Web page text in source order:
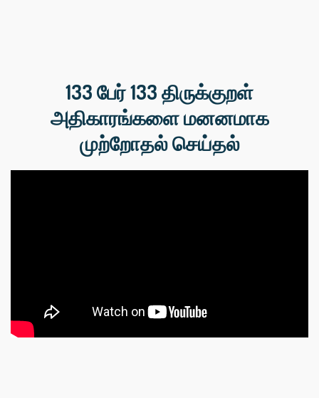
133 பேர் 133 திருக்குறள்
அதிகாரங்களை மனனமாக
முற்றோதல் செய்தல்